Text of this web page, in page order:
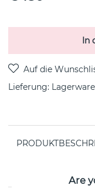
In
Lieferung:
schwedischen
Are